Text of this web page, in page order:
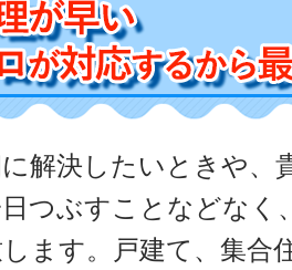
解決したいときや、
つぶすことなどなく
ます。戸建て、集合